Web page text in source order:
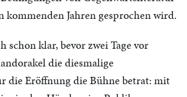
kommenden Jahren gesprochen wird.
schon klar, bevor zwei Tage vor
die diesmalige
die Eröffnung die Bühne betrat: mit